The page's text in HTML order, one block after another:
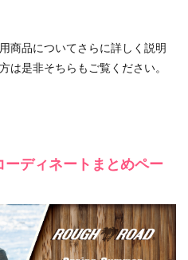
商品についてさらに詳しく説明
は是非そちらもご覧ください。
ーディネートまとめペー